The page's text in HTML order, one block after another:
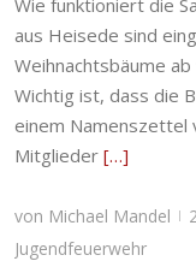
Wie funktioniert die
aus Heisede sind
Weihnachtsbäume
Wichtig ist, dass die
einem Namenszettel
Mitglieder […]
von Michael Mandel |
Jugendfeuerwehr